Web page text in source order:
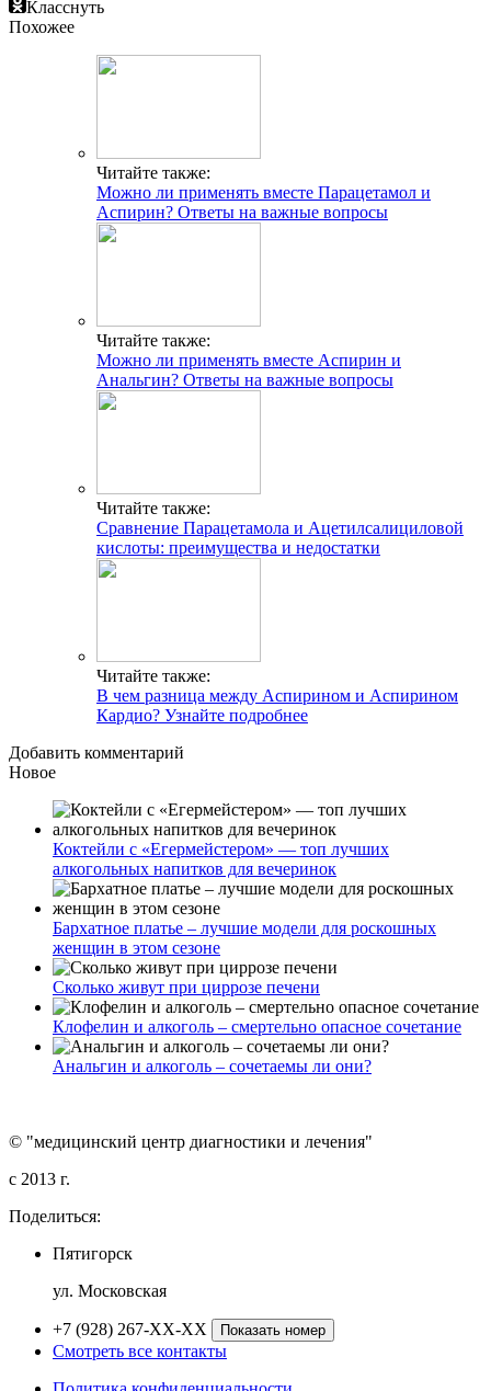
Класснуть
Похожее
Читайте также:
Можно ли применять вместе Парацетамол и
Аспирин? Ответы на важные вопросы
Читайте также:
Можно ли применять вместе Аспирин и
Анальгин? Ответы на важные вопросы
Читайте также:
Сравнение Парацетамола и Ацетилсалициловой
кислоты: преимущества и недостатки
Читайте также:
В чем разница между Аспирином и Аспирином
Кардио? Узнайте подробнее
Добавить комментарий
Новое
Коктейли с «Егермейстером» — топ лучших
алкогольных напитков для вечеринок
Бархатное платье – лучшие модели для роскошных
женщин в этом сезоне
Сколько живут при циррозе печени
Клофелин и алкоголь – смертельно опасное сочетание
Анальгин и алкоголь – сочетаемы ли они?
© "медицинский центр диагностики и лечения"
c 2013 г.
Поделиться:
Пятигорск
ул. Московская
+7 (928) 267-XX-XX Показать номер
Смотреть все контакты